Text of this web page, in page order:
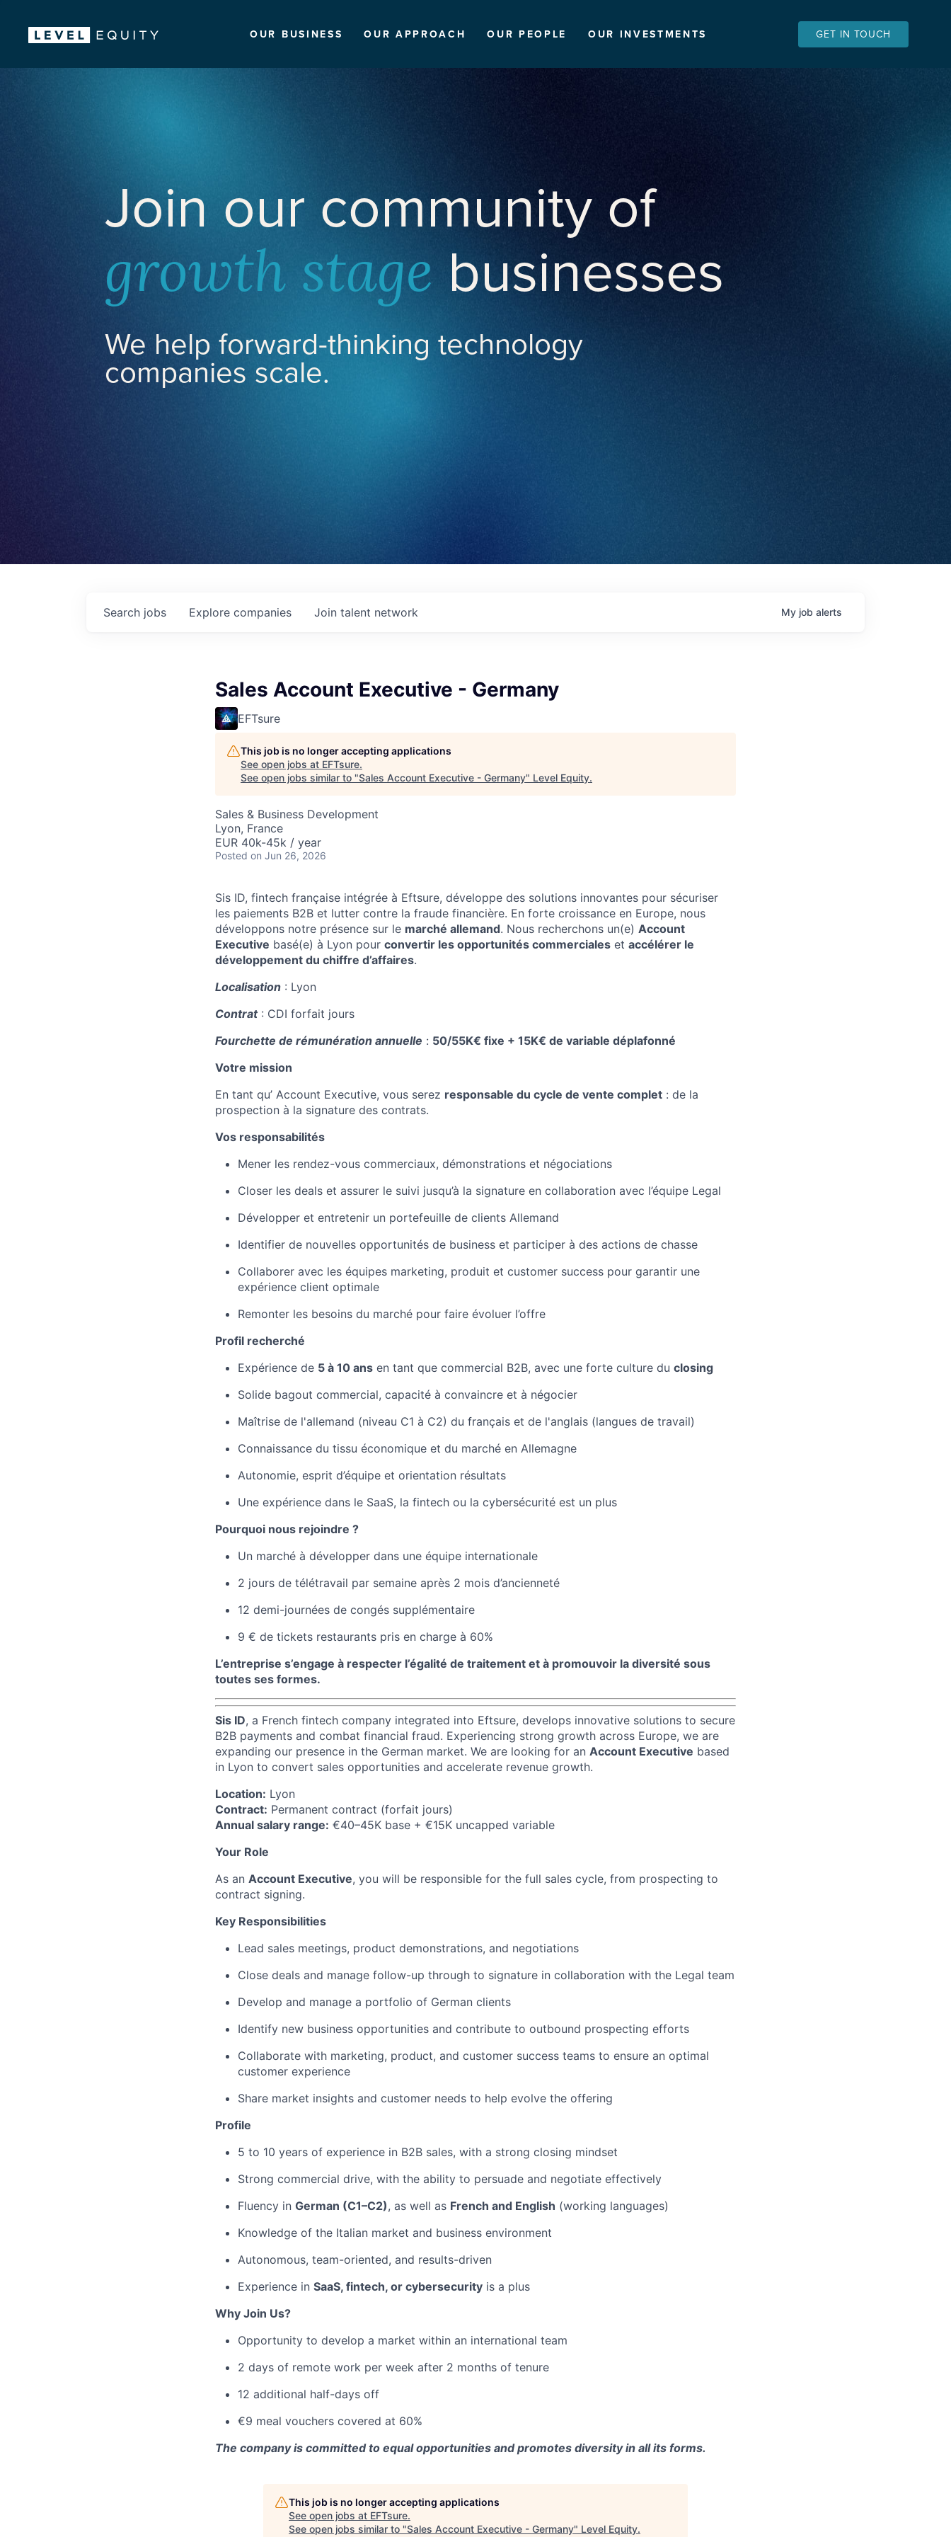
OUR BUSINESS OUR APPROACH OUR PEOPLE OUR INVESTMENTS GET IN TOUCH
Join our community of
growth stage businesses
We help forward-thinking technology
companies scale.
Search jobs Explore companies Join talent network My job alerts
Sales Account Executive - Germany
EFTsure
This job is no longer accepting applications
See open jobs at EFTsure.
See open jobs similar to "Sales Account Executive - Germany" Level Equity.
Sales & Business Development
Lyon, France
EUR 40k-45k / year
Posted on Jun 26, 2026
Sis ID, fintech française intégrée à Eftsure, développe des solutions innovantes pour sécuriser
les paiements B2B et lutter contre la fraude financière. En forte croissance en Europe, nous
développons notre présence sur le marché allemand. Nous recherchons un(e) Account
Executive basé(e) à Lyon pour convertir les opportunités commerciales et accélérer le
développement du chiffre d’affaires.
Localisation : Lyon
Contrat: CDI forfait jours
Fourchette de rémunération annuelle : 50/55K€ fixe + 15K€ de variable déplafonné
Votre mission
En tant qu’ Account Executive, vous serez responsable du cycle de vente complet : de la
prospection à la signature des contrats.
Vos responsabilités
Mener les rendez-vous commerciaux, démonstrations et négociations
Closer les deals et assurer le suivi jusqu’à la signature en collaboration avec l’équipe Legal
Développer et entretenir un portefeuille de clients Allemand
Identifier de nouvelles opportunités de business et participer à des actions de chasse
Collaborer avec les équipes marketing, produit et customer success pour garantir une
expérience client optimale
Remonter les besoins du marché pour faire évoluer l’offre
Profil recherché
Expérience de 5 à 10 ans en tant que commercial B2B, avec une forte culture du closing
Solide bagout commercial, capacité à convaincre et à négocier
Maîtrise de l'allemand (niveau C1 à C2) du français et de l'anglais (langues de travail)
Connaissance du tissu économique et du marché en Allemagne
Autonomie, esprit d’équipe et orientation résultats
Une expérience dans le SaaS, la fintech ou la cybersécurité est un plus
Pourquoi nous rejoindre ?
Un marché à développer dans une équipe internationale
2 jours de télétravail par semaine après 2 mois d’ancienneté
12 demi-journées de congés supplémentaire
9 € de tickets restaurants pris en charge à 60%
L’entreprise s’engage à respecter l’égalité de traitement et à promouvoir la diversité sous
toutes ses formes.
Sis ID, a French fintech company integrated into Eftsure, develops innovative solutions to secure
B2B payments and combat financial fraud. Experiencing strong growth across Europe, we are
expanding our presence in the German market. We are looking for an Account Executive based
in Lyon to convert sales opportunities and accelerate revenue growth.
Location: Lyon
Contract: Permanent contract (forfait jours)
Annual salary range: €40–45K base + €15K uncapped variable
Your Role
As an Account Executive, you will be responsible for the full sales cycle, from prospecting to
contract signing.
Key Responsibilities
Lead sales meetings, product demonstrations, and negotiations
Close deals and manage follow-up through to signature in collaboration with the Legal team
Develop and manage a portfolio of German clients
Identify new business opportunities and contribute to outbound prospecting efforts
Collaborate with marketing, product, and customer success teams to ensure an optimal
customer experience
Share market insights and customer needs to help evolve the offering
Profile
5 to 10 years of experience in B2B sales, with a strong closing mindset
Strong commercial drive, with the ability to persuade and negotiate effectively
Fluency in German (C1–C2), as well as French and English (working languages)
Knowledge of the Italian market and business environment
Autonomous, team-oriented, and results-driven
Experience in SaaS, fintech, or cybersecurity is a plus
Why Join Us?
Opportunity to develop a market within an international team
2 days of remote work per week after 2 months of tenure
12 additional half-days off
€9 meal vouchers covered at 60%
The company is committed to equal opportunities and promotes diversity in all its forms.
This job is no longer accepting applications
See open jobs at EFTsure.
See open jobs similar to "Sales Account Executive - Germany" Level Equity.